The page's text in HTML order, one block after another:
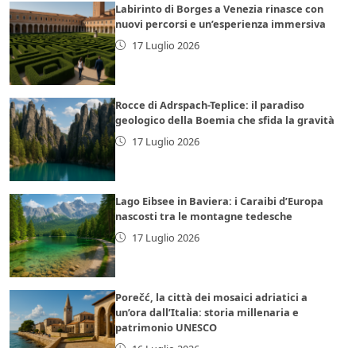
Labirinto di Borges a Venezia rinasce con
nuovi percorsi e un’esperienza immersiva
17 Luglio 2026
Rocce di Adrspach-Teplice: il paradiso
geologico della Boemia che sfida la gravità
17 Luglio 2026
Lago Eibsee in Baviera: i Caraibi d’Europa
nascosti tra le montagne tedesche
17 Luglio 2026
Porečć, la città dei mosaici adriatici a
un’ora dall’Italia: storia millenaria e
patrimonio UNESCO